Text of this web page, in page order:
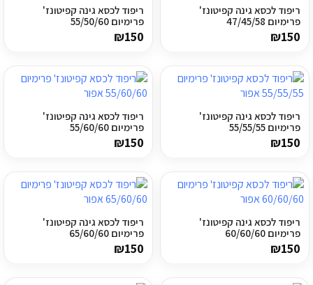
ריפוד לכסא גינה קפיטונז'
פרימיום 47/45/58
₪150
ריפוד לכסא גינה קפיטונז'
פרימיום 55/50/60
₪150
ריפוד לכסא גינה קפיטונז'
פרימיום 55/55/55
₪150
ריפוד לכסא גינה קפיטונז'
פרימיום 55/60/60
₪150
ריפוד לכסא גינה קפיטונז'
פרימיום 60/60/60
₪150
ריפוד לכסא גינה קפיטונז'
פרימיום 65/60/60
₪150